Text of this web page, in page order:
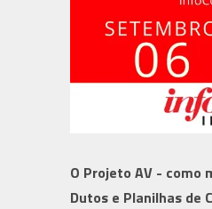
O Projeto AV - como
Dutos e Planilhas de